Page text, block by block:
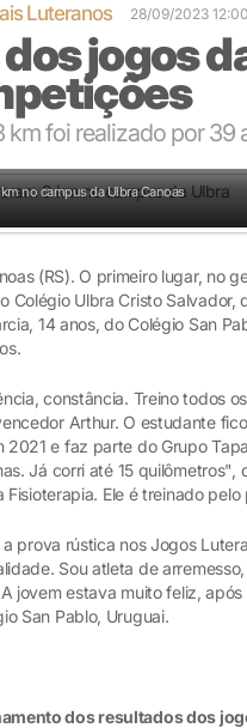
Luteranos 28/09/2023 12:00
jogos
km foi realizado por
no campus da Ulbra Canoas
(RS). O primeiro lugar, no
Colégio Ulbra Cristo
14 anos, do Colégio San
constância. Treino todos
Arthur. O estudante
2021 e faz parte do Grupo
Já corri até 15
Ele é treinado
prova rústica nos Jogos
Sou atleta de
jovem estava muito feliz,
San Pablo, Uruguai.
dos resultados dos